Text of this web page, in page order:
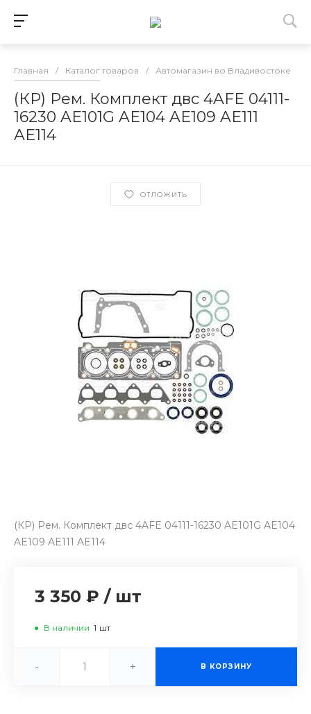
Главная / Каталог товаров / Автомагазин во Владивостоке
(КР) Рем. Комплект двс 4AFE 04111-
16230 AE101G AE104 AE109 AE111
AE114
ОТЛОЖИТЬ
(КР) Рем. Комплект двс 4AFE 04111-16230 AE101G AE104
AE109 AE111 AE114
3 350 ₽ / шт
В наличии 1 шт
- + В КОРЗИНУ